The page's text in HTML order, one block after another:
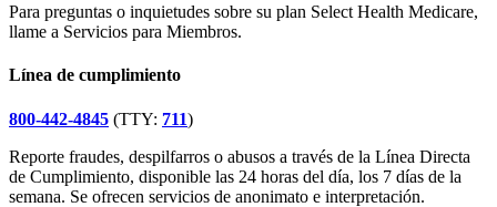
Para preguntas o inquietudes sobre su plan Select Health Medicare,
llame a Servicios para Miembros.
Línea de cumplimiento
800-442-4845 (TTY: 711)
Reporte fraudes, despilfarros o abusos a través de la Línea Directa
de Cumplimiento, disponible las 24 horas del día, los 7 días de la
semana. Se ofrecen servicios de anonimato e interpretación.